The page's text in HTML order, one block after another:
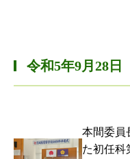
令和5年9月28日
本間委員
た初任科